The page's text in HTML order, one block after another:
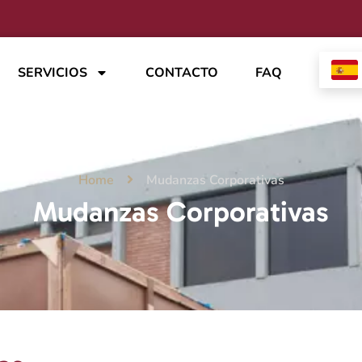
SERVICIOS CONTACTO FAQ
Home Mudanzas Corporativas
Mudanzas Corporativas